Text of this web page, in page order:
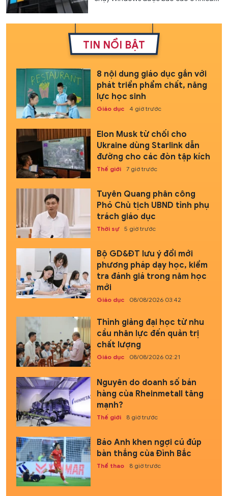
TIN NỔI BẬT
8 nội dung giáo dục gắn với
phát triển phẩm chất, năng
lực học sinh
Giáo dục 4 giờ trước
Elon Musk từ chối cho
Ukraine dùng Starlink dẫn
đường cho các đòn tập kích
Thế giới 7 giờ trước
Tuyên Quang phân công
Phó Chủ tịch UBND tỉnh phụ
trách giáo dục
Thời sự 5 giờ trước
Bộ GD&ĐT lưu ý đổi mới
phương pháp dạy học, kiểm
tra đánh giá trong năm học
mới
Giáo dục 08/08/2026 03:42
Thỉnh giảng đại học từ nhu
cầu nhân lực đến quản trị
chất lượng
Giáo dục 08/08/2026 02:21
Nguyên do doanh số bán
hàng của Rheinmetall tăng
mạnh?
Thế giới 8 giờ trước
Báo Anh khen ngợi cú đúp
bàn thắng của Đình Bắc
Thể thao 8 giờ trước